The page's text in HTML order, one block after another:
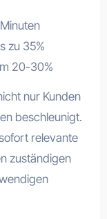
zu 35%
20-30%
nur Kunden
beschleunigt.
relevante
zuständigen